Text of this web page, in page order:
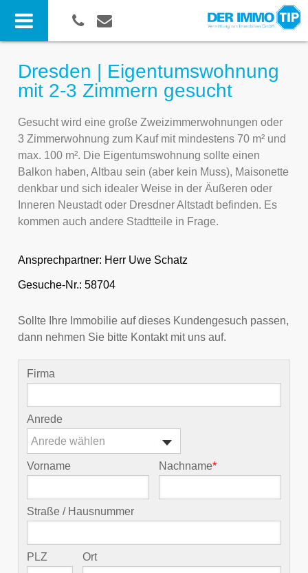
Dresden | Eigentumswohnung
mit 2-3 Zimmern gesucht
Gesucht wird eine große Zweizimmerwohnungen oder
3 Zimmerwohnung zum Kauf mit mindestens 70 m² und
max. 100 m². Die Eigentumswohnung sollte einen
Balkon haben, Altbau sein (aber kein Muss), Maisonette
denkbar und sich idealer Weise in der Äußeren oder
Inneren Neustadt oder Dresdner Altstadt befinden. Es
kommen auch andere Stadtteile in Frage.
Ansprechpartner: Herr Uwe Schatz
Gesuche-Nr.: 58704
Sollte Ihre Immobilie auf dieses Kundengesuch passen,
dann nehmen Sie bitte Kontakt mit uns auf.
Firma
Anrede
Anrede wählen
Vorname Nachname*
Straße / Hausnummer
PLZ Ort